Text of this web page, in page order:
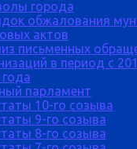
города
обжалования
актов
письменных
в период с
парламент
10-го созыва
9-го созыва
8-го созыва